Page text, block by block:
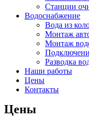
Станции
Водоснабжение
Вода из
Монтаж
Монтаж
Разводка
Наши работы
Цены
Контакты
Цены